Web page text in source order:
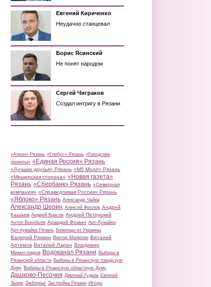
Евгений Кириченко
Неудачно станцевал
Борис Ясинский
Не понят народом
Сергей Чиграков
Создал интригу в Рязани
«Атрон» Рязань «Глобус» Рязань «Городские
проекты» «Единая Россия» Рязань
«Лучшие друзья» Рязань «М5 Молл» Рязань
«Мещерская сторона» «Новая газета»
Рязань «Сбербанк» Рязань «Северная
компания» «Справедливая Россия» Рязань
«Яблоко» Рязань Александр Чайка
Александр Шерин Алексей Фролов Андрей
Кашаев Андрей Красов Андрей Петруцкий
Антон Воробьев Аркадий Фомин Арт-Лужайка
Арт-лужайка Рязань Беженцы из Украины
Валерий Рюмин Виктор Малюгин Виталий
Артемов Виталий Ларин Владимир
Мимоглядов Водоканал Рязани Выборы в
Рязанской области Выборы в Рязанскую городскую
Думу Выборы в Рязанскую областную Думу
Дашково-Песочня Дмитрий Гудков Евгений
Зызин Заборье Застройка Рязани Игорь